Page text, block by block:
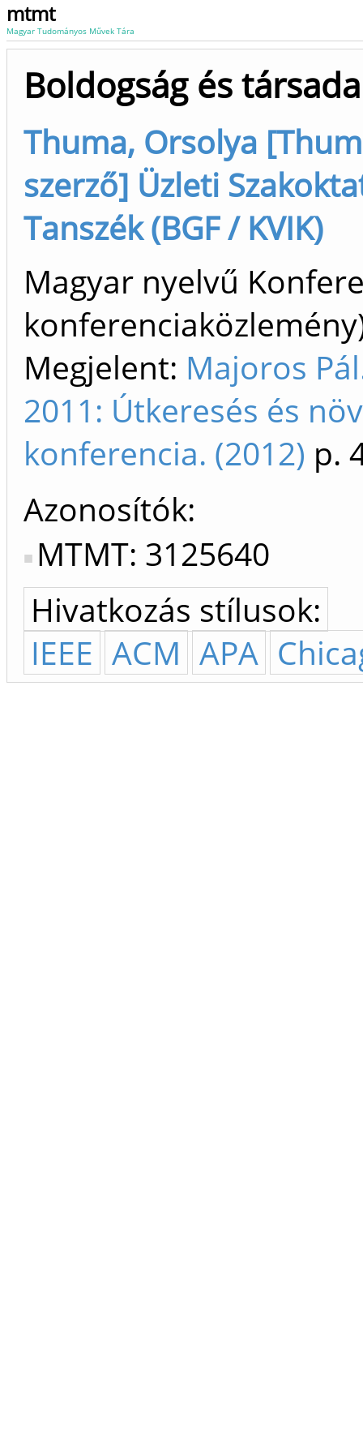
mtmt
Magyar Tudományos Művek Tára
Boldogság és
Thuma, Orsolya
szerző] Üzleti
Tanszék (BGF / KVIK)
Magyar nyelvű
Megjelent: Majoros
2011: Útkeresés és
konferencia. (2012) p.
Azonosítók
MTMT: 3125640
Hivatkozás stílusok:
IEEE ACM APA